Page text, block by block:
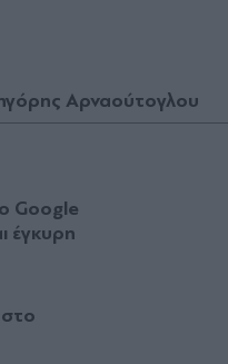
Αρναούτογλου
Google
έγκυρη